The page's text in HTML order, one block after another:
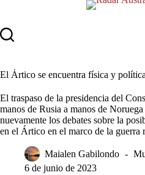
contenido
El Ártico se encuentra física y
El traspaso de la presidencia del
manos de Rusia a manos de
nuevamente los debates sobre la
en el Ártico en el marco de la guerra
Maialen Gabilondo
6 de junio de 2023